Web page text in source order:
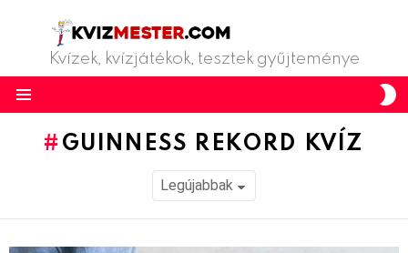
Kvízek, kvízjátékok, tesztek gyűjteménye
GUINNESS REKORD KVÍZ